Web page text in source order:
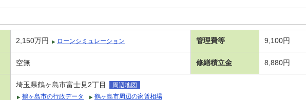
2,150万円 ローンシミュレーション 管理費等 9,100円
空無 修繕積立金 8,880円
埼玉県鶴ヶ島市富士見2丁目
周辺地図
鶴ヶ島市の行政データ
鶴ヶ島市周辺の家賃相場